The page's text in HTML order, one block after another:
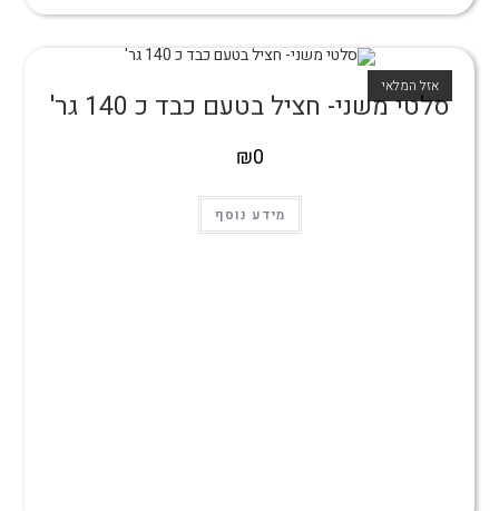
אזל המלאי
סלטי משני- חציל בטעם כבד כ 140 גר'
₪0
מידע נוסף